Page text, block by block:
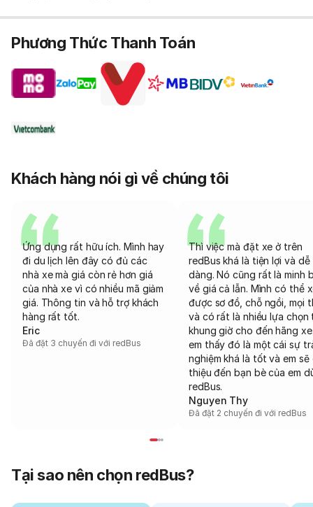
Phương Thức Thanh Toán
Khách hàng nói gì về chúng tôi
Ứng dụng rất hữu ích. Mình hay
đi du lịch lên đây có đủ các
nhà xe mà giá còn rẻ hơn giá
của nhà xe vì có nhiều mã giảm
giá. Thông tin và hỗ trợ khách
hàng rất tốt.
Eric
Đã đặt 3 chuyến đi với redBus
Thì việc mà đặt xe ở trên
redBus khá là tiện lợi và dễ
dàng. Nó cũng rất là minh
về giá cả lẫn. Mình có thể
được sơ đồ, chỗ ngồi, mọi
và có rất là nhiều lựa chọn
khung giờ cho đến hãng
em thấy đó là một cái sự
nghiệm khá là tốt và em sẽ
thiệu đến bạn bè của em
redBus.
Nguyen Thy
Đã đặt 2 chuyến đi với redBus
Tại sao nên chọn redBus?